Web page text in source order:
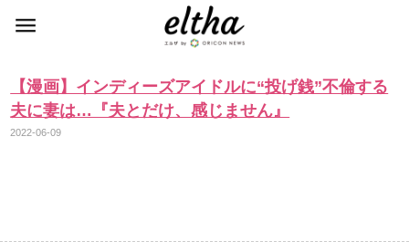
【漫画】インディーズアイドルに“投げ銭”不倫する
夫に妻は…『夫とだけ、感じません』
2022-06-09